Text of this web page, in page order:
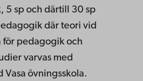
5 sp och därtill 30 sp
där teori vid
för pedagogik och
varvas med
Vasa övningsskola.